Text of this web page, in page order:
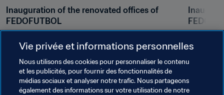
Inauguration of the renovated offices of
FEDOFUTBOL
Vie privée et informations personnelles
Nous utilisons des cookies pour personnaliser le contenu
et les publicités, pour fournir des fonctionnalités de
médias sociaux et analyser notre trafic. Nous partageons
également des informations sur votre utilisation de notre